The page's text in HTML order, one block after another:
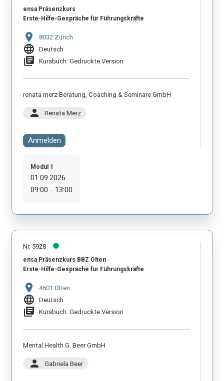
ensa Präsenzkurs
Erste-Hilfe-Gespräche für Führungskräfte
location_on 8032 Zürich
language Deutsch
library_books Kursbuch: Gedruckte Version
renata merz Beratung, Coaching & Seminare GmbH
person Renata Merz
Anmelden
Modul 1
01.09.2026
09:00 - 13:00
Nr. 5928
ensa Präsenzkurs BBZ Olten
Erste-Hilfe-Gespräche für Führungskräfte
location_on 4601 Olten
language Deutsch
library_books Kursbuch: Gedruckte Version
Mental Health G. Beer GmbH
person Gabriela Beer